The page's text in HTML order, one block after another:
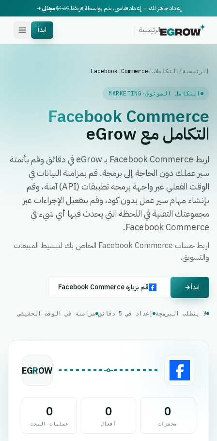
إعداد جاهز لك — إعداد قياسي، يتم بواسطة فريقنا.$149مجاني
الرئيسية ابدأ
الرئيسية/ التكاملات/
Facebook Commerce
التكامل الموثوق·
MARKETING
Facebook Commerce
التكامل مع eGrow
اربط Facebook Commerce بـ eGrow في دقائق وقم بأتمتة
سير عملك دون الحاجة إلى برمجة. قم بمزامنة البيانات في
الوقت الفعلي عبر واجهة برمجة تطبيقات (API) آمنة، وقم
بإنشاء مهام سير عمل بدون كود، وقم بتفعيل الإجراءات عبر
مجموعتك التقنية في اللحظة التي يحدث فيها أي شيء في
Facebook Commerce.
اربط حساب Facebook Commerce الخاص بك لتبسيط المبيعات
والتسويق.
ابدأ قم بزيارة Facebook Commerce
لا يتطلب البرمجة إعداد في 5 دقائق مزامنة في الوقت الحقيقي
EGROW
0
محفزات
0
أفعال
0
عمليات البحث